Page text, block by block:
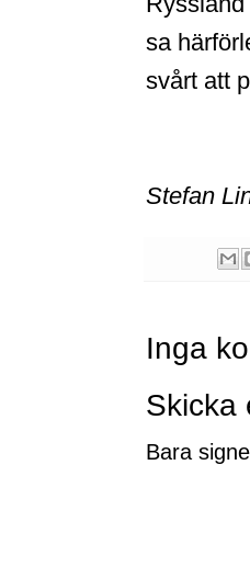
sa
svårt att
Stefan
Inga
Skicka
Bara